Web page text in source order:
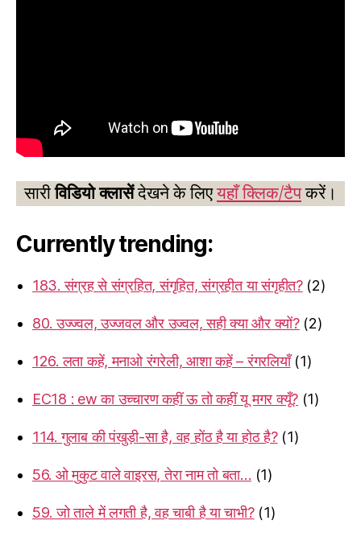
सारीविडियो क्लासेंदेखने के लिएयहाँ क्लिक/टैपकरें।
Currently trending:
183. संग्रह से संग्रहित, संगृहित, संग्रहीत या संगृहीत? (2)
80. उज्ज्वल, उज्जवल और उज्वल, सही क्या और क्यों? (2)
126. लता कहें, मनाओ रंगरेली, आशा कहें – रंगरलियाँ (1)
EC18 : ew का उच्चारण कहीं ऊ तो कहीं यू मगर क्यूँ? (1)
114. गुलाब की पंखुड़ी-सा है, वह होंठ है या होठ है? (1)
56. ओ मुकुट वाले वाइरस, तेरा नाम तो बता… (1)
59. जो ताले में लगती है, वह चाबी है या चाभी? (1)